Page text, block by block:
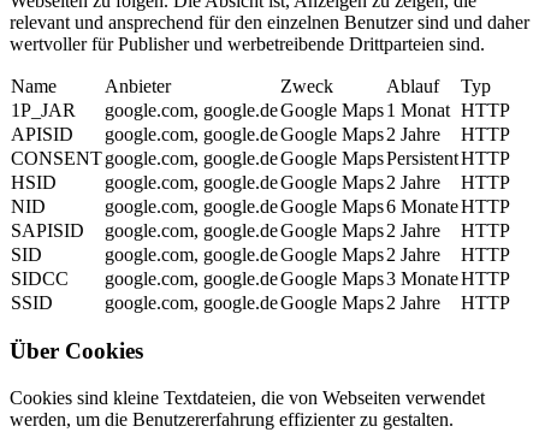
relevant und ansprechend für den einzelnen Benutzer sind und daher
wertvoller für Publisher und werbetreibende Drittparteien sind.
Name Anbieter Zweck Ablauf
Typ
1P_JAR
google.com, google.deGoogle Maps1 Monat HTTP
APISID
google.com, google.deGoogle Maps2 Jahre
HTTP
CONSENTgoogle.com, google.deGoogle MapsPersistentHTTP
HSID
google.com, google.deGoogle Maps2 Jahre
HTTP
NID
google.com, google.deGoogle Maps6 MonateHTTP
SAPISID
google.com, google.deGoogle Maps2 Jahre
HTTP
SID
google.com, google.deGoogle Maps2 Jahre
HTTP
SIDCC
google.com, google.deGoogle Maps3 MonateHTTP
SSID
google.com, google.deGoogle Maps2 Jahre HTTP
Über Cookies
Cookies sind kleine Textdateien, die von Webseiten verwendet
werden, um die Benutzererfahrung effizienter zu gestalten.